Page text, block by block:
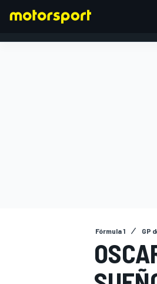
Fórmula 1 GP